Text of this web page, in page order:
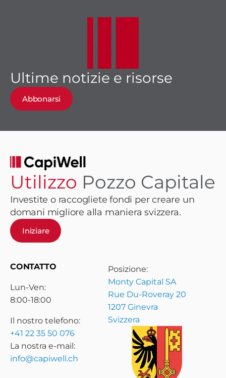
Ultime notizie e risorse
Abbonarsi
Utilizzo Pozzo Capitale
Investite o raccogliete fondi per creare un
domani migliore alla maniera svizzera.
Iniziare
CONTATTO
Lun-Ven:
8:00-18:00
Il nostro telefono:
+41 22 35 50 076
La nostra e-mail:
info@capiwell.ch
Posizione:
Monty Capital SA
Rue Du-Roveray 20
1207 Ginevra
Svizzera